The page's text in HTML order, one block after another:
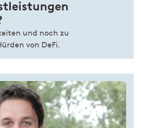
und noch zu
von DeFi.